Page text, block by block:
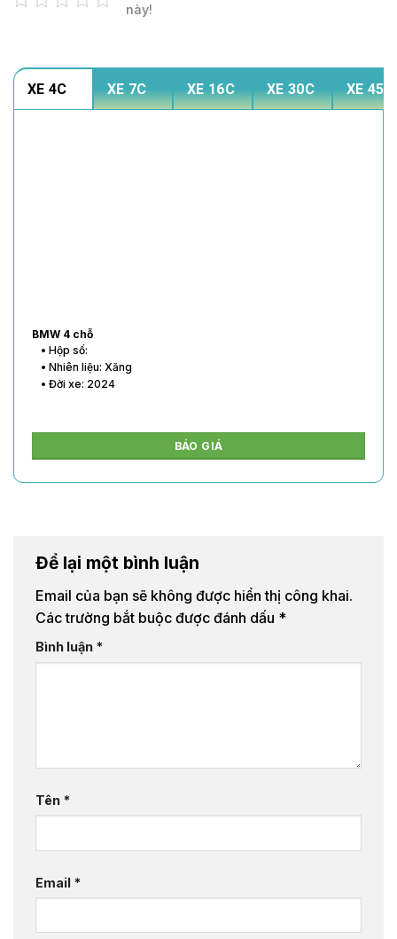
này!
XE 4C XE 7C XE 16C XE 30C XE 45C
BMW 4 chỗ
• Hộp số:
• Nhiên liệu: Xăng
• Đời xe: 2024
BÁO GIÁ
Để lại một bình luận
Email của bạn sẽ không được hiển thị công khai.
Các trường bắt buộc được đánh dấu *
Bình luận *
Tên *
Email *